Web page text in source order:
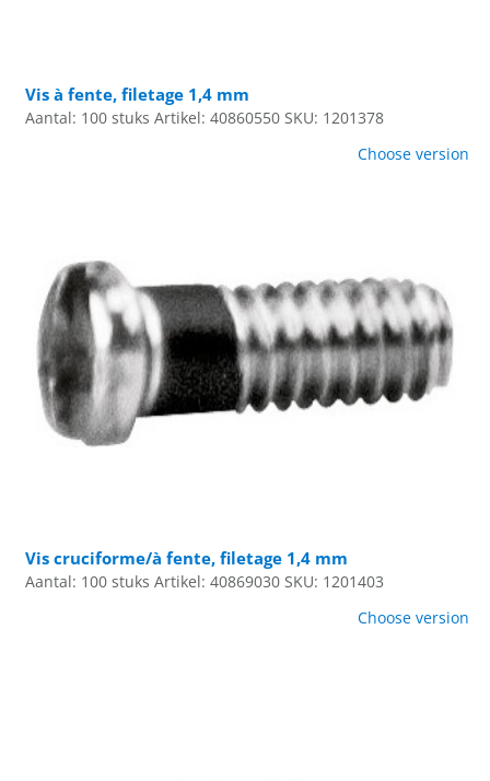
Vis à fente, filetage 1,4 mm
Aantal: 100 stuks Artikel: 40860550 SKU: 1201378
Choose version
Vis cruciforme/à fente, filetage 1,4 mm
Aantal: 100 stuks Artikel: 40869030 SKU: 1201403
Choose version